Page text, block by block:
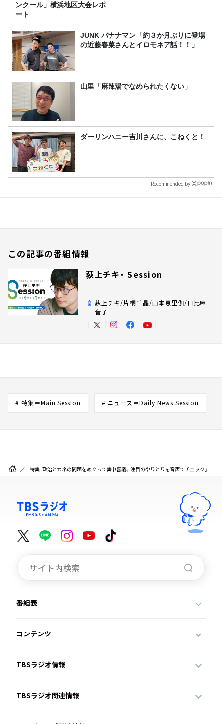
ンクール」横浜地区大会レポ
ート
JUNK バナナマン「約３か月ぶりに登場
の近藤春菜さんとイロモネア話！！」
山里「麻辣湯でなめられたくない」
ダーリンハニー吉川さんに、こねくと！
Recommended by
この記事の番組情報
荻上チキ・ Session
荻上チキ/片桐千晶/山本恵里伽/日比麻
音子
# 特集＝Main Session # ニュース＝Daily News Session
特集「政治とカネの問題をめぐって集中審議。注目のやりとりを音声でチェック」
番組表
コンテンツ
TBSラジオ情報
TBSラジオ関連情報